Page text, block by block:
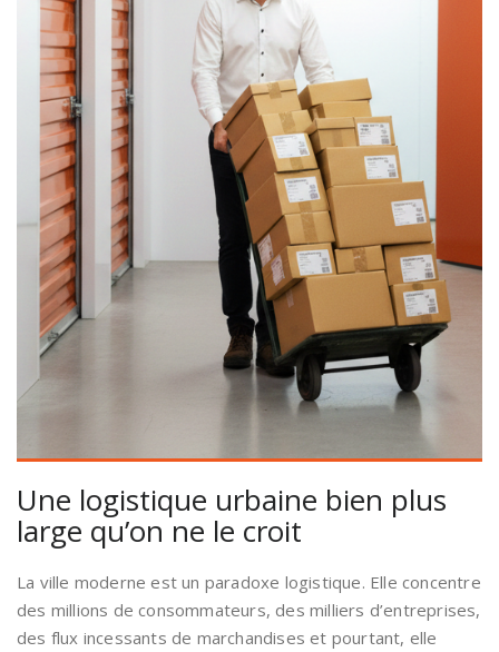
Une logistique urbaine bien plus
large qu’on ne le croit
La ville moderne est un paradoxe logistique. Elle concentre
des millions de consommateurs, des milliers d’entreprises,
des flux incessants de marchandises et pourtant, elle